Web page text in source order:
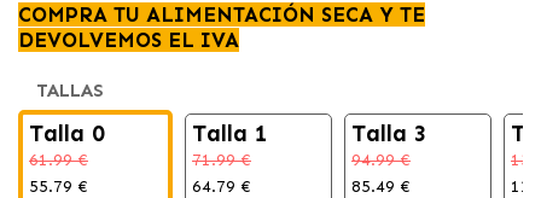
COMPRA TU ALIMENTACIÓN SECA Y TE
DEVOLVEMOS EL IVA
TALLAS
Talla 0
61.99 €
55.79 €
Talla 1
71.99 €
64.79 €
Talla 3
94.99 €
85.49 €